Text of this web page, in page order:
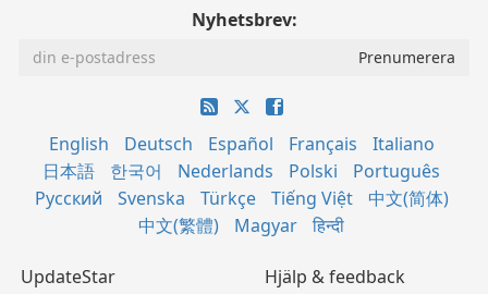
Nyhetsbrev:
English Deutsch Español Français
Italiano
日本語
한국어 Nederlands Polski
Português
Русский
Svenska Türkçe Tiếng Việt
中文(简体)
中文(繁體)
Magyar हिन्दी
UpdateStar
Hjälp & feedback